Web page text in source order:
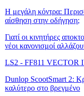
Η μεγάλη κόντρα:
αίσθηση στην οδήγηση;
Γιατί οι κινητήρες
νέοι κανονισμοί
LS2 - FF811 VECTOR
Dunlop ScootSmart 2:
καλύτερο στο βρεγμένο